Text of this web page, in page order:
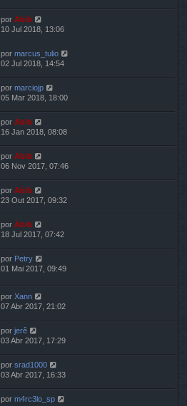
por Abib
10 Jul 2018, 13:06
por marcus_tulio
02 Jul 2018, 14:54
por marciojp
05 Mar 2018, 18:00
por Abib
16 Jan 2018, 08:08
por Abib
06 Nov 2017, 07:46
por Abib
23 Out 2017, 09:32
por Abib
18 Jul 2017, 07:42
por Petry
01 Mai 2017, 09:49
por Xann
07 Abr 2017, 21:02
por jerê
03 Abr 2017, 17:29
por srad1000
03 Abr 2017, 16:33
por m4rc3lo_sp